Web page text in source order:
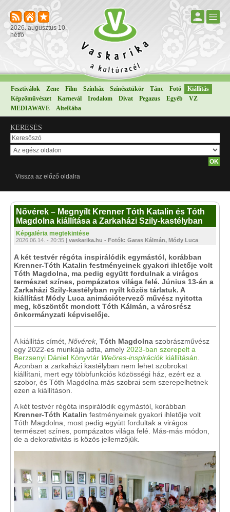
2026. augusztus 10.
hétfő
Fesztiválok Zene Film Színház Színésztükör Tánc Fotó
Kiállítás
Képzőművészet
Karnevál Irodalom Divat Pegazus Egyéb
VZ
MEDIAWAVE
AlteRába
KERESÉS
Vissza az előző oldalra
Nővérek – Megnyílt Krenner Tóth Katalin és Tóth
Magdolna kiállítása a Zarkaházi Szily-kastélyban
Képgaléria megtekintése
2026.06.14. - 20:35 | vaskarika.hu - Fotók: Garas Kálmán, Módy Luca
A két testvér régóta inspirálódik egymástól, korábban
Krenner-Tóth Katalin festményeinek gyakori ihletője volt
Tóth Magdolna, ma pedig együtt fordulnak a virágos
természet színes, pompázatos világa felé. Június 13-án a
Zarkaházi Szily-kastélyban nyílt közös tárlatuk. A
kiállítást Módy Luca animációtervező művész nyitotta
meg, köszöntőt mondott Tóth Kálmán, a városrész
önkormányzati képviselője.
A kiállítás címét, Nővérek, Tóth Magdolna szobrászművész
egy 2022-es munkája adta, amely 2023-ban szerepelt a
Berzsenyi Dániel Könyvtár Weöres-inspirációkkiállításán
Azonban a zarkaházi kastélyban nem lehet szobrokat
kiállítani, mert egy többfunkciós közösségi ház, ezért ez a
szobor, és Tóth Magdolna más szobrai sem szerepelhetnek
ezen a kiállításon.
A két testvér régóta inspirálódik egymástól, korábban
Krenner-Tóth Katalin festményeinek gyakori ihletője volt
Tóth Magdolna, most pedig együtt fordultak a virágos
természet színes, pompázatos világa felé. Más-más módon,
de a dekorativitás is közös jellemzőjük.